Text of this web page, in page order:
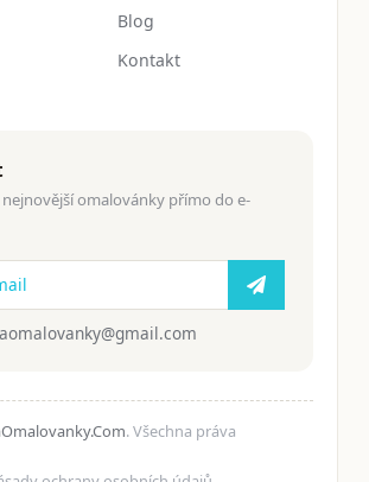
Blog
Kontakt
omalovánky přímo do e-
. Všechna práva